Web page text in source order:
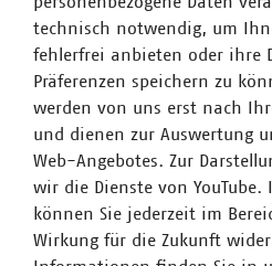
WASSER/ABWASSER
technisch notwendig, um
fehlerfrei anbieten oder ihre
Präferenzen speichern zu
werden von uns erst nach
und dienen zur Auswertung
Web-Angebotes. Zur
wir die Dienste von
können Sie jederzeit im
Wirkung für die Zukunft